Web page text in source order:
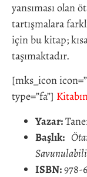
yansıması olan
tartışmalara
için bu kitap;
taşımaktadır.
[mks_icon
type=”fa”]
Yazar:
Başlık:
ISBN:978-